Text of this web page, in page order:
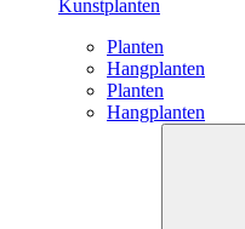
Kunstplanten
Planten
Hangplanten
Planten
Hangplanten